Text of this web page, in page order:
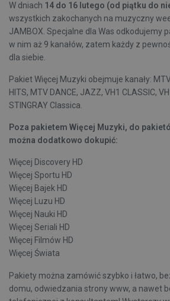
W dniach 14 do 16 lutego (od piątku do
wszystkich zakochanych na muzyczny
JAMBOX. Specjalne dla Was odkodujemy
w nim aż 9 kanałów, zatem każdy z
dla siebie.
Pakiet Więcej Muzyki obejmuje kanały:
HITS, MTV DANCE, JAZZ, VH1 CLASSIC,
STINGRAY Classica.
Poza pakietem Więcej Muzyki, do
można dodatkowo dokupić:
Więcej Discovery HD
Więcej Sportu HD
Więcej Bajek HD
Więcej Luzu HD
Więcej Nauki HD
Więcej Seriali HD
Więcej Filmów HD
Więcej Świata
Pakiety można zamówić szybko i łatwo,
domu, odwiedzania strony www, a nawet